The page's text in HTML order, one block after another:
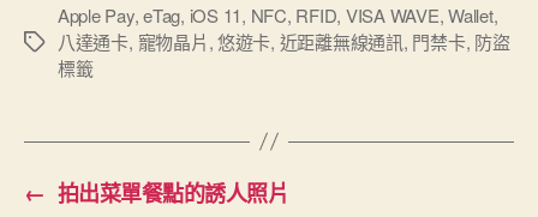
標
Apple Pay,eTag, iOS 11, NFC, RFID, VISA WAVE,Wallet,
八達通卡, 寵物晶片,悠遊卡, 近距離無線通訊, 門禁卡, 防盜
標籤
← 拍出菜單餐點的誘人照片